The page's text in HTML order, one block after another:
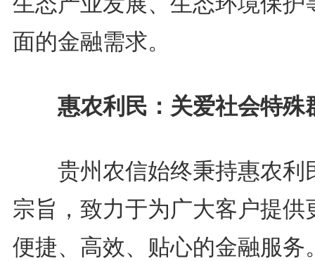
面的金融需求。
惠农利民：关爱社会特殊
贵州农信始终秉持惠农利
宗旨，致力于为广大客户提供
便捷、高效、贴心的金融服务